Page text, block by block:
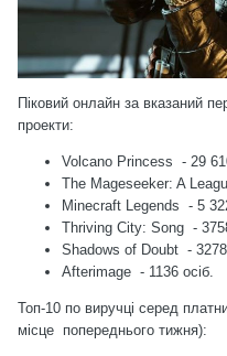
Піковий онлайн за вказаний
проекти:
Volcano Princess - 29
The Mageseeker: A
Minecraft Legends - 5
Thriving City: Song -
Shadows of Doubt - 3278
Afterimage - 1136 осіб.
Топ-10 по виручці серед
місце попереднього тижня):